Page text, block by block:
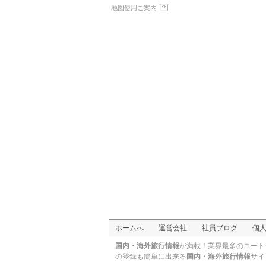
地図使用ご案内
ホームへ 運営会社 社員ブログ 個
国内・海外旅行情報が満載！業界最多のユー
の登録も簡単に出来る 国内・海外旅行情報サ